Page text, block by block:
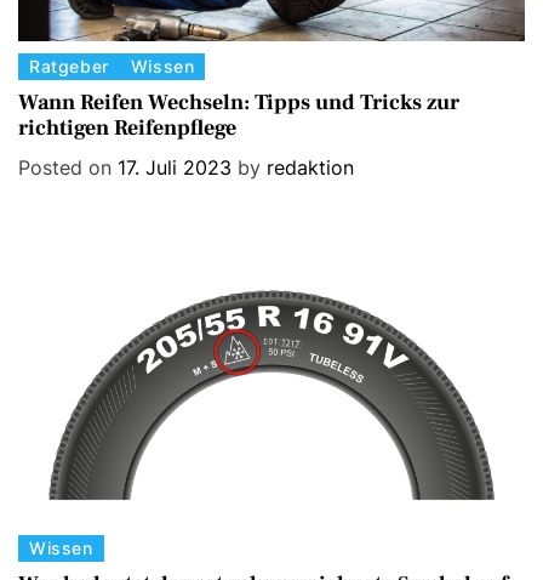
C
a
t
e
Ratgeber Wissen
Wann Reifen Wechseln: Tipps und Tricks zur
richtigen Reifenpflege
Posted on 17. Juli 2023 by redaktion
CWissen